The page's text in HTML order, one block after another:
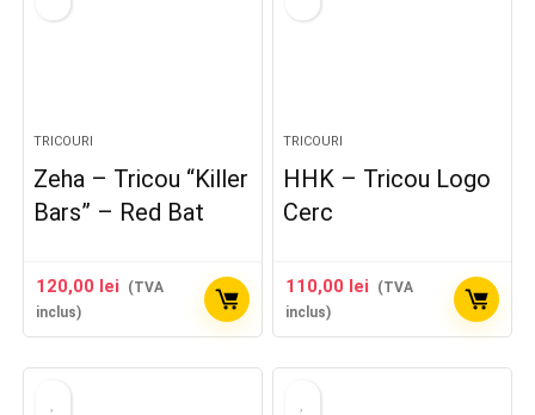
TRICOURI
Zeha – Tricou “Killer
Bars” – Red Bat
120,00 lei
(TVA
inclus)
TRICOURI
HHK – Tricou Logo
Cerc
110,00 lei
(TVA
inclus)